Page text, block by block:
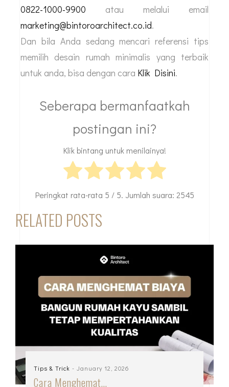
0822-1000-9900 atau melalui email
marketing@bintoroarchitect.co.id.
Dan bila Anda sedang mencari referensi tips
memilih desain rumah minimalis yang terbaik
untuk anda, bisa dengan cara Klik Disini.
Seberapa bermanfaatkah
postingan ini?
Klik bintang untuk menilainya!
Peringkat rata-rata 5 / 5. Jumlah suara: 2545
RELATED POSTS
Tips & Trick - January 12, 2026
Cara Menghemat…